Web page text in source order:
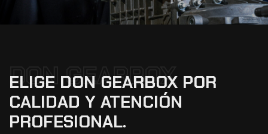
DON GEARBOX
ELIGE DON GEARBOX POR
CALIDAD Y ATENCIÓN
PROFESIONAL.